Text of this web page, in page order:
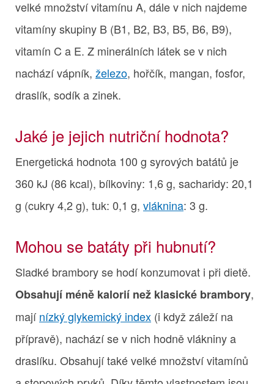
velké množství vitamínu A, dále v nich najdeme
vitamíny skupiny B (B1, B2, B3, B5, B6, B9),
vitamín C a E. Z minerálních látek se v nich
nachází vápník, železo, hořčík, mangan, fosfor,
draslík, sodík a zinek.
Jaké je jejich nutriční hodnota?
Energetická hodnota 100 g syrových batátů je
360 kJ (86 kcal), bílkoviny: 1,6 g, sacharidy: 20,1
g (cukry 4,2 g), tuk: 0,1 g, vláknina: 3 g.
Mohou se batáty při hubnutí?
Sladké brambory se hodí konzumovat i při dietě.
Obsahují méně kalorií než klasické brambory,
majínízký glykemický index (i když záleží na
přípravě), nachází se v nich hodně vlákniny a
draslíku. Obsahují také velké množství vitamínů